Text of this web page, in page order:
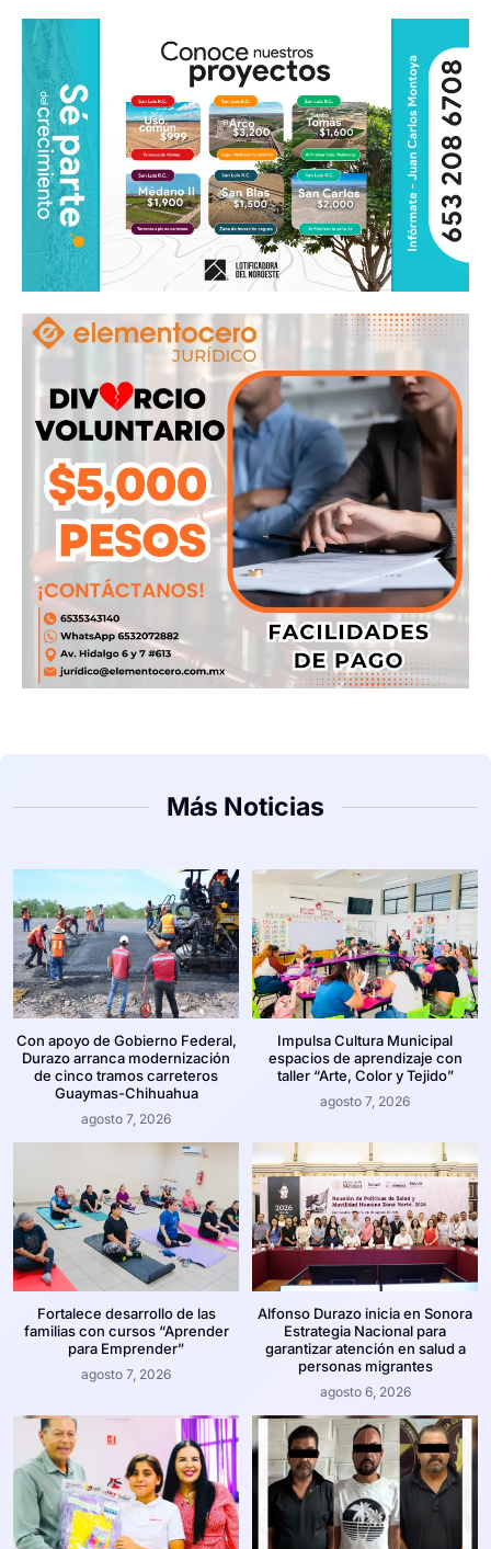
Más Noticias
Con apoyo de Gobierno Federal,
Durazo arranca modernización
de cinco tramos carreteros
Guaymas-Chihuahua
agosto 7, 2026
Impulsa Cultura Municipal
espacios de aprendizaje con
taller “Arte, Color y Tejido”
agosto 7, 2026
Fortalece desarrollo de las
familias con cursos “Aprender
para Emprender”
agosto 7, 2026
Alfonso Durazo inicia en Sonora
Estrategia Nacional para
garantizar atención en salud a
personas migrantes
agosto 6, 2026